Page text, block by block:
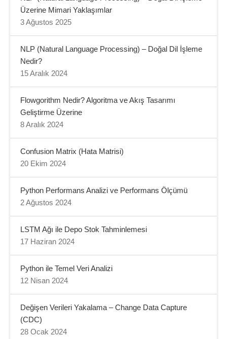
Üzerine Mimari Yaklaşımlar
3 Ağustos 2025
NLP (Natural Language Processing) – Doğal Dil İşleme
Nedir?
15 Aralık 2024
Flowgorithm Nedir? Algoritma ve Akış Tasarımı
Geliştirme Üzerine
8 Aralık 2024
Confusion Matrix (Hata Matrisi)
20 Ekim 2024
Python Performans Analizi ve Performans Ölçümü
2 Ağustos 2024
LSTM Ağı ile Depo Stok Tahminlemesi
17 Haziran 2024
Python ile Temel Veri Analizi
12 Nisan 2024
Değişen Verileri Yakalama – Change Data Capture
(CDC)
28 Ocak 2024